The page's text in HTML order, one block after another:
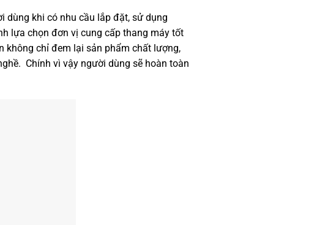
dùng khi có nhu cầu lắp đặt, sử dụng
lựa chọn đơn vị cung cấp thang máy tốt
không chỉ đem lại sản phẩm chất lượng,
Chính vì vậy người dùng sẽ hoàn toàn